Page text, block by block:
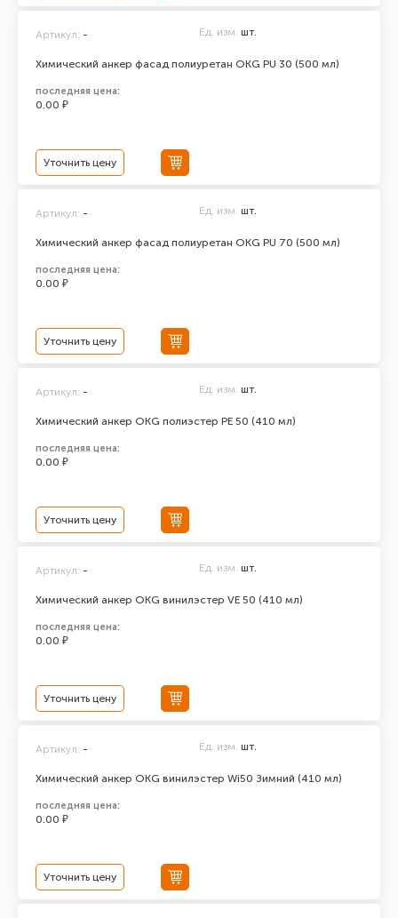
Химический анкер фасад полиуретан ОКG PU 30 (500 мл)
Артикул: - Ед. изм. шт.
последняя цена:
0.00 ₽
Уточнить цену
Химический анкер фасад полиуретан ОКG PU 70 (500 мл)
Артикул: - Ед. изм. шт.
последняя цена:
0.00 ₽
Уточнить цену
Химический анкер ОКG полиэстер РЕ 50 (410 мл)
Артикул: - Ед. изм. шт.
последняя цена:
0.00 ₽
Уточнить цену
Химический анкер ОКG винилэстер VE 50 (410 мл)
Артикул: - Ед. изм. шт.
последняя цена:
0.00 ₽
Уточнить цену
Химический анкер ОКG винилэстер Wi50 Зимний (410 мл)
Артикул: - Ед. изм. шт.
последняя цена:
0.00 ₽
Уточнить цену